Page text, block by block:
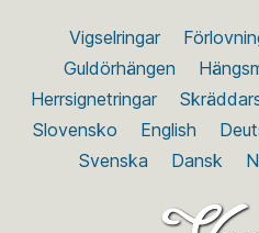
Vigselringar
Guldörhängen
Herrsignetringar
Slovensko
English
Svenska
Dansk